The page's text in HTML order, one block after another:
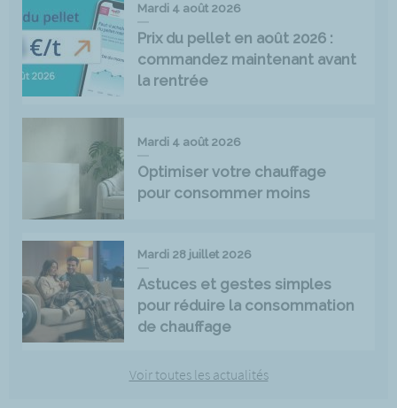
Mardi 4 août 2026
Prix du pellet en août 2026 :
commandez maintenant avant
la rentrée
Mardi 4 août 2026
Optimiser votre chauffage
pour consommer moins
Mardi 28 juillet 2026
Astuces et gestes simples
pour réduire la consommation
de chauffage
Voir toutes les actualités